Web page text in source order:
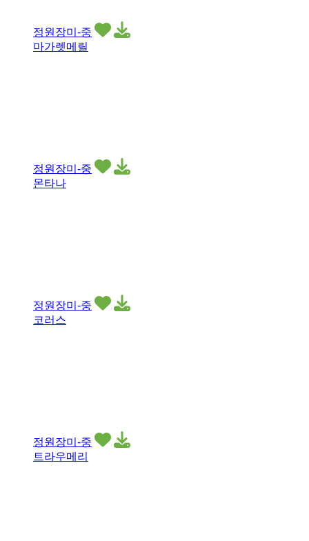
정원장미-중
마가렛메릴
정원장미-중
몬타나
정원장미-중
코러스
정원장미-중
트라우메리